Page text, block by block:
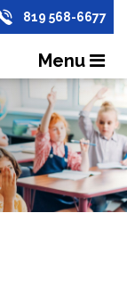
819 568-6677
Menu